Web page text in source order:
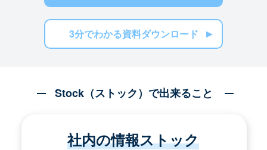
3分でわかる資料ダウンロード
Stock（ストック）で出来ること
社内の情報ストック